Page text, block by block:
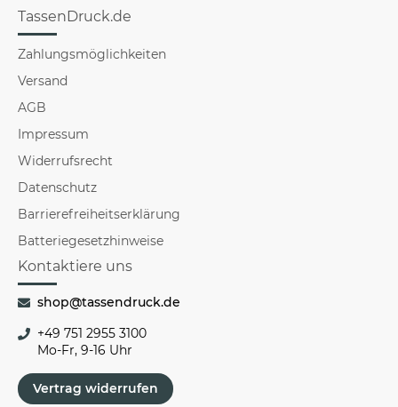
TassenDruck.de
Zahlungsmöglichkeiten
Versand
AGB
Impressum
Widerrufsrecht
Datenschutz
Barrierefreiheitserklärung
Batteriegesetzhinweise
Kontaktiere uns
shop@tassendruck.de
+49 751 2955 3100
Mo-Fr, 9-16 Uhr
Vertrag widerrufen